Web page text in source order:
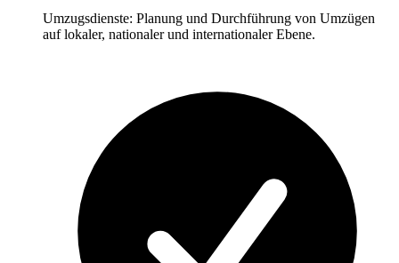
Umzugsdienste: Planung und Durchführung von Umzügen
auf lokaler, nationaler und internationaler Ebene.